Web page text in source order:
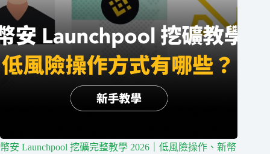
幣安 Launchpool 挖礦完整教學 2026｜低風險操作、新幣